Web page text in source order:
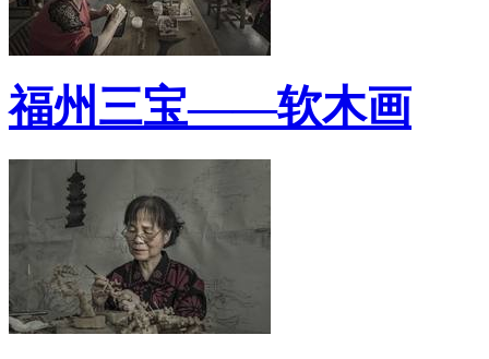
福州三宝——软木画